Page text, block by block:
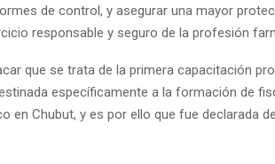
de control, y asegurar una mayor
responsable y seguro de la profesión
que se trata de la primera capacitación
específicamente a la formación de
en Chubut, y es por ello que fue declarada